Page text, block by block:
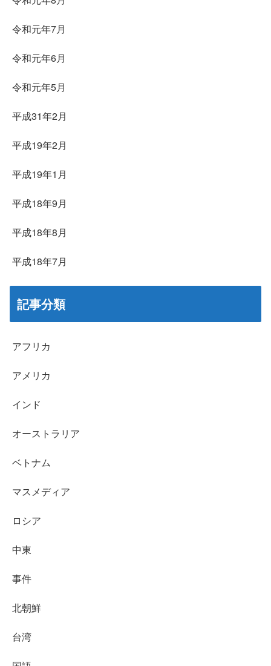
令和元年7月
令和元年6月
令和元年5月
平成31年2月
平成19年2月
平成19年1月
平成18年9月
平成18年8月
平成18年7月
記事分類
アフリカ
アメリカ
インド
オーストラリア
ベトナム
マスメディア
ロシア
中東
事件
北朝鮮
台湾